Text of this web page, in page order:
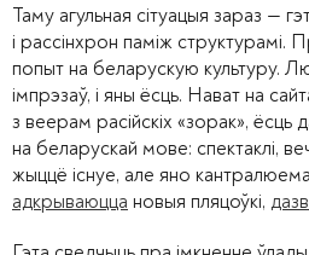
Таму агульная сітуацыя зараз —
і рассінхрон паміж структурамі.
попыт на беларускую культуру.
імпрэзаў, і яны ёсць. Нават на
з веерам расійскіх «зорак», ёсць
на беларускай мове: спектаклі,
жыццё існуе, але яно
адкрываюцца новыя пляцоўкі,